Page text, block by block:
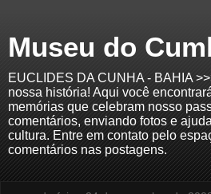
Museu do
EUCLIDES DA CUNHA - BAHIA
nossa história! Aqui você
memórias que celebram nosso
comentários, enviando fotos e
cultura. Entre em contato pelo
comentários nas postagens.